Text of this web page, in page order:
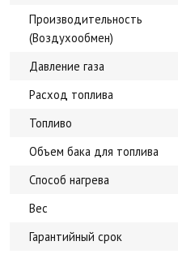
Производительность
(Воздухообмен)
Давление газа
Расход топлива
Топливо
Объем бака для топлива
Способ нагрева
Вес
Гарантийный срок